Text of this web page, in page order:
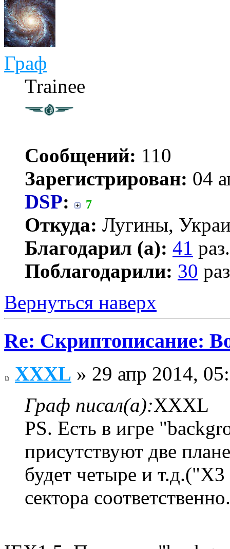
Граф
Trainee
Сообщений: 110
Зарегистрирован: 04
DSP: 7
Откуда: Лугины,
Благодарил (а): 41 раз.
Поблагодарили: 30
Вернуться наверх
Re: Скриптописание:
XXXL » 29 апр 2014,
Граф писал(а):XXXL
PS. Есть в игре
присутствуют две
будет четыре и
сектора соответственно.